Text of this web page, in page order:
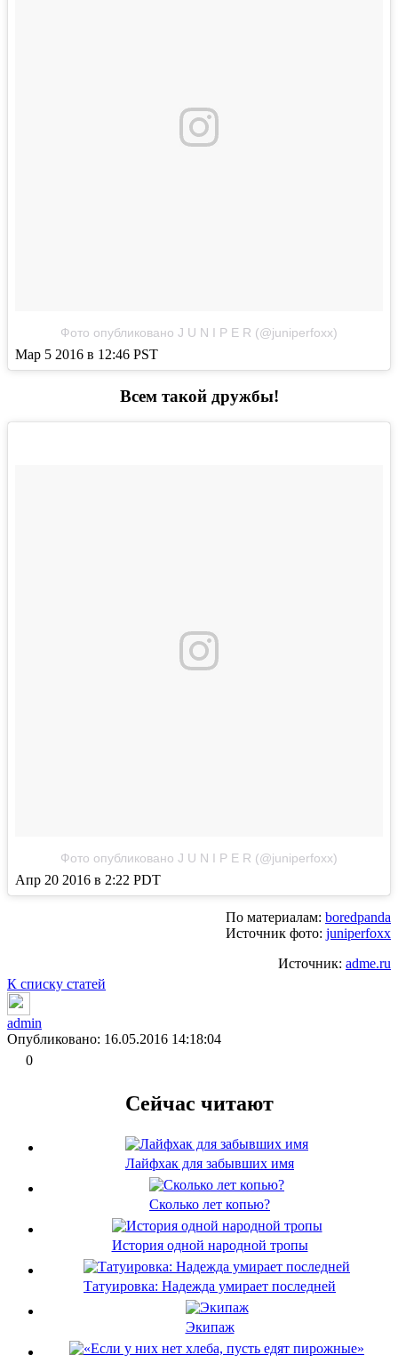
Фото опубликовано J U N I P E R (@juniperfoxx)
Мар 5 2016 в 12:46 PST
Всем такой дружбы!
Фото опубликовано J U N I P E R (@juniperfoxx)
Апр 20 2016 в 2:22 PDT
По материалам: boredpanda
Источник фото: juniperfoxx
Источник: adme.ru
К списку статей
admin
Опубликовано: 16.05.2016 14:18:04
0
Сейчас читают
Лайфхак для забывших имя
Сколько лет копью?
История одной народной тропы
Татуировка: Надежда умирает последней
Экипаж